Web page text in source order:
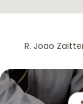
R. Joao